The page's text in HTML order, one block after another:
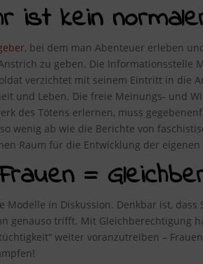
ist kein
, bei dem man Abenteuer erleben
zu geben. Die Informationsstelle
verzichtet mit seinem Eintritt in die
und Leben. Die freie Meinungs- und
des Tötens erlernen, muss
wenig ab wie die Berichte von
Raum für die Entwicklung der eigenen
=
in Diskussion. Denkbar ist,
genauso trifft. Mit
weiter voranzutreiben –